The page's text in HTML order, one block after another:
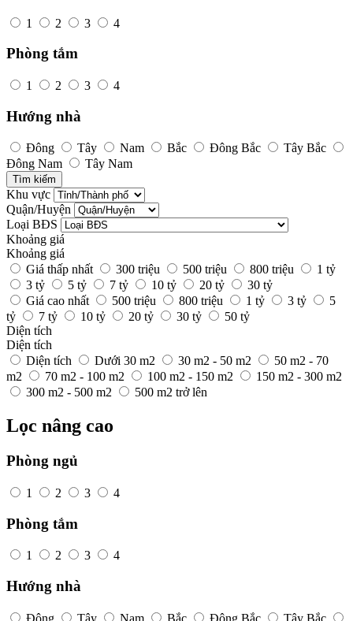
1 2 3 4
Phòng tắm
1 2 3 4
Hướng nhà
Đông Tây Nam Bắc Đông Bắc
Tây Bắc
Đông Nam
Tây Nam
Khu vực
Quận/Huyện
Loại BĐS
Khoảng giá
Khoảng giá
Giá thấp nhất
300 triệu 500 triệu 800 triệu
1 tỷ
3 tỷ
5 tỷ 7 tỷ 10 tỷ 20 tỷ
30 tỷ
Giá cao nhất
500 triệu 800 triệu 1 tỷ 3 tỷ
5
tỷ
7 tỷ 10 tỷ 20 tỷ 30 tỷ
50 tỷ
Diện tích
Diện tích
Diện tích
Dưới 30 m2 30 m2 - 50 m2
50 m2 - 70
m2
70 m2 - 100 m2 100 m2 - 150 m2
150 m2 - 300 m2
300 m2 - 500 m2
500 m2 trở lên
Lọc nâng cao
Phòng ngủ
1 2 3 4
Phòng tắm
1 2 3 4
Hướng nhà
Đông Tây Nam Bắc Đông Bắc Tây Bắc